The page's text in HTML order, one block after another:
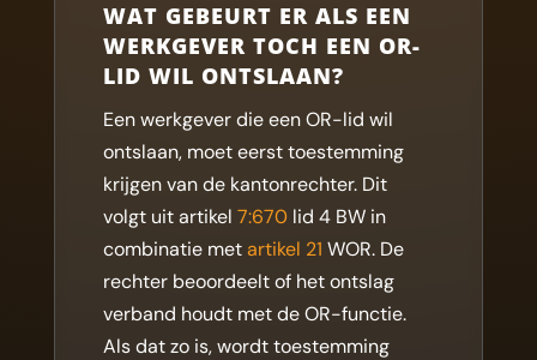
WAT GEBEURT ER ALS EEN
WERKGEVER TOCH EEN OR-
LID WIL ONTSLAAN?
Een werkgever die een OR-lid wil
ontslaan, moet eerst toestemming
krijgen van de kantonrechter. Dit
volgt uit artikel 7:670lid 4 BW in
combinatie metartikel 21 WOR. De
rechter beoordeelt of het ontslag
verband houdt met de OR-functie.
Als dat zo is, wordt toestemming